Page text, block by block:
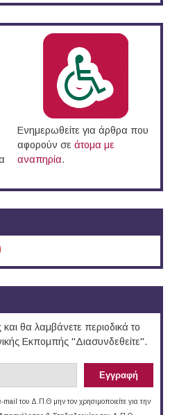
Ενημερωθείτε για άρθρα που
αφορούν σε άτομα με
αναπηρία.
θα λαμβάνετε περιοδικά το
Εκπομπής "Διασυνδεθείτε".
mail του Δ.Π.Θ μην τον χρησιμοποιείτε για την